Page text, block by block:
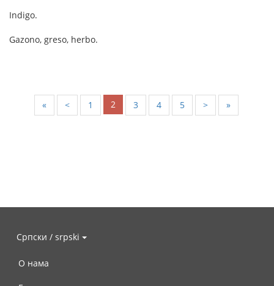
Indigo.
Gazono, greso, herbo.
« < 1 2 3 4 5 > »
Српски / srpski
О нама